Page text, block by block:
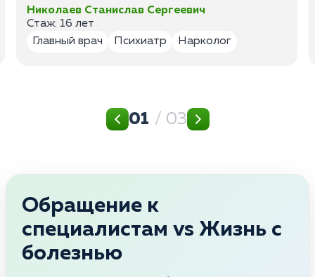
Николаев Станислав Сергеевич
Стаж: 16 лет
Главный врач
Психиатр Нарколог
01 / 03
Обращение к
специалистам vs Жизнь с
болезнью